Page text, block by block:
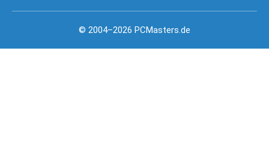
© 2004–2026 PCMasters.de